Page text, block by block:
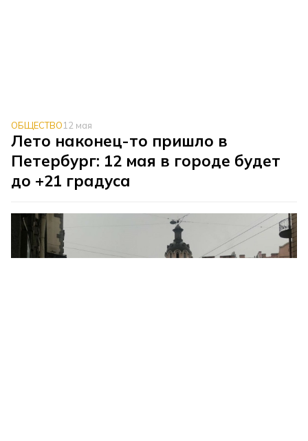
ОБЩЕСТВО12 мая
Лето наконец-то пришло в
Петербург: 12 мая в городе будет
до +21 градуса